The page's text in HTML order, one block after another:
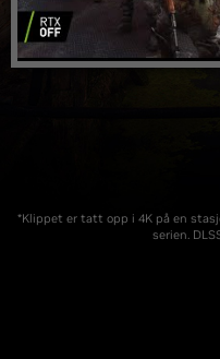
*Klippet er tatt opp i 4K på en
serien.